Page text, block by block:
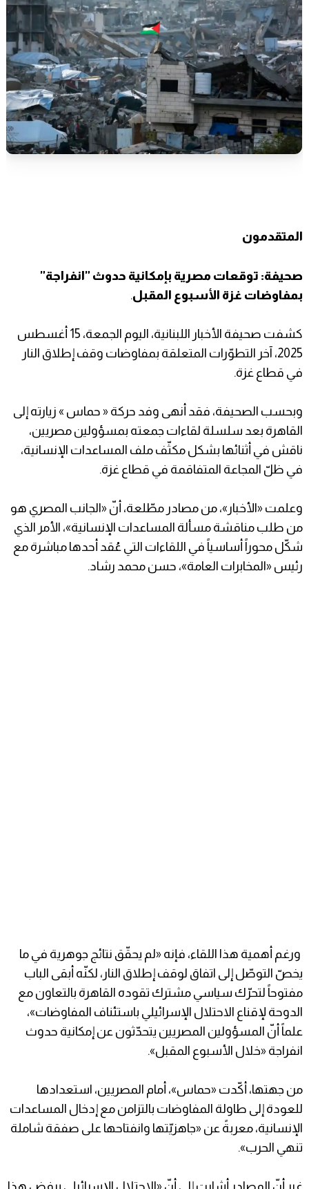
المتقدمون
صحيفة: توقعات مصرية بإمكانية حدوث "انفراجة"
بمفاوضات غزة الأسبوع المقبل.
كشفت صحيفة الأخبار اللبنانية، اليوم الجمعة، 15 أغسطس
2025، آخر التطوّرات المتعلقة بمفاوضات وقف إطلاق النار
في قطاع غزة.
وبحسب الصحيفة، فقد أنهى وفد حركة « حماس » زيارته إلى
القاهرة بعد سلسلة لقاءات جمعته بمسؤولين مصريين،
ناقش في أثنائها بشكل مكثّف ملف المساعدات الإنسانية،
في ظلّ المجاعة المتفاقمة في قطاع غزة.
وعلمت «الأخبار»، من مصادر مطّلعة، أنّ «الجانب المصري هو
من طلب مناقشة مسألة المساعدات الإنسانية»، الأمر الذي
شكّل محوراً أساسياً في اللقاءات التي عُقد أحدها مباشرة مع
رئيس «المخابرات العامة»، حسن محمد رشاد.
ورغم أهمية هذا اللقاء، فإنه «لم يحقّق نتائج جوهرية في ما
يخصّ التوصّل إلى اتفاق لوقف إطلاق النار، لكنّه أبقى الباب
مفتوحاً لتحرّك سياسي مشترك تقوده القاهرة بالتعاون مع
الدوحة لإقناع الاحتلال الإسرائيلي باستئناف المفاوضات»،
علماً أنّ المسؤولين المصريين يتحدّثون عن إمكانية حدوث
انفراجة «خلال الأسبوع المقبل».
من جهتها، أكّدت «حماس»، أمام المصريين، استعدادها
للعودة إلى طاولة المفاوضات بالتزامن مع إدخال المساعدات
الإنسانية، معربةً عن «جاهزيّتها وانفتاحها على صفقة شاملة
تنهي الحرب».
غير أنّ المصادر أشارت إلى أنّ «الاحتلال الإسرائيلي يرفض هذا